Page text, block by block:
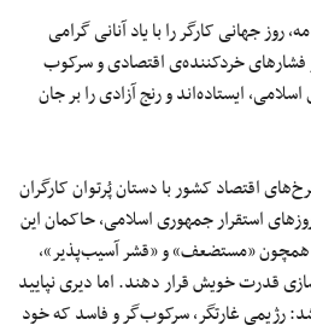
روز جهانی کارگر را با یاد آنانی گرامی
خردکننده‌ی اقتصادی و سرکوب
ایستاده‌اند و رنج آزادی را بر جان
اقتصاد کشور با دستان پُرتوان کارگران
استقرار جمهوری اسلامی، حاکمان این
همچون «مستضعف» و «قشر آسیب‌پذیر»،
قدرت خویش قرار دهند. اما دیری نپایید
رژیمی غارتگر، سرکوب‌گر و فاسد که خود